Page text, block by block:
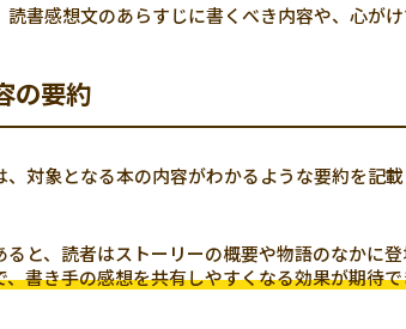
読書感想文のあらすじに書くべき内容や、心が
の要約
、対象となる本の内容がわかるような要約を記載
ると、読者はストーリーの概要や物語のなかに
、書き手の感想を共有しやすくなる効果が期待